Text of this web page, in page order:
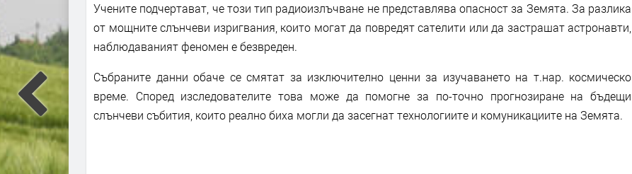
Учените подчертават, че този тип радиоизлъчване не представлява опасност за Земята. За разлика
от мощните слънчеви изригвания, които могат да повредят сателити или да застрашат астронавти,
наблюдаваният феномен е безвреден.
Събраните данни обаче се смятат за изключително ценни за изучаването на т.нар. космическо
време. Според изследователите това може да помогне за по-точно прогнозиране на бъдещи
слънчеви събития, които реално биха могли да засегнат технологиите и комуникациите на Земята.